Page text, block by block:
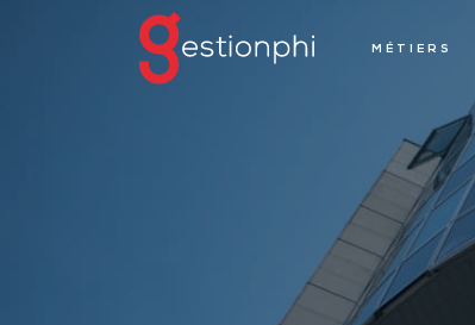
MÉTIERS